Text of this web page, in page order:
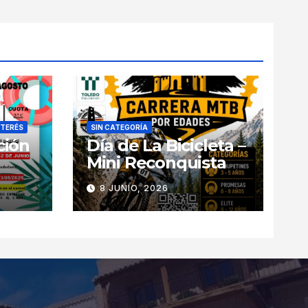
SIN CATEGORÍA
Día de La Bicicleta –
Mini Reconquista
8 JUNIO, 2026